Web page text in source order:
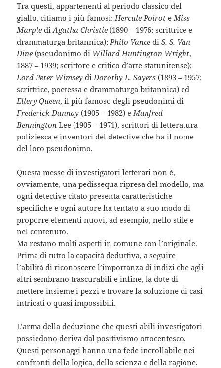
Tra questi, appartenenti al periodo classico del
giallo, citiamo i più famosi: Hercule Poirot e Miss
Marple diAgatha Christie (1890 – 1976; scrittrice e
drammaturga britannica); Philo Vance diS. S. Van
Dine (pseudonimo di Willard Huntington Wright,
1887 – 1939; scrittore e critico d’arte statunitense);
Lord Peter Wimsey di Dorothy L. Sayers (1893 – 1957;
scrittrice, poetessa e drammaturga britannica) ed
Ellery Queen, il più famoso degli pseudonimi di
Frederick Dannay (1905 – 1982) e Manfred
Bennington Lee (1905 – 1971), scrittori di letteratura
poliziesca e inventori del detective che ha il nome
del loro pseudonimo.
Questa messe di investigatori letterari non è,
ovviamente, una pedissequa ripresa del modello, ma
ogni detective citato presenta caratteristiche
specifiche e ogni autore ha tentato a suo modo di
proporre elementi nuovi, ad esempio, nello stile e
nel contenuto.
Ma restano molti aspetti in comune con l’originale.
Prima di tutto la capacità deduttiva, a seguire
l’abilità di riconoscere l’importanza di indizi che agli
altri sembrano trascurabili e infine, la dote di
mettere insieme i pezzi e trovare la soluzione di casi
intricati o quasi impossibili.
L’arma della deduzione che questi abili investigatori
possiedono deriva dal positivismo ottocentesco.
Questi personaggi hanno una fede incrollabile nei
confronti della logica, della scienza e della ragione.